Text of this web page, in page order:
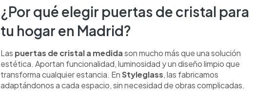
¿Por qué elegir puertas de cristal para
tu hogar en Madrid?
Las puertas de cristal a medidason mucho más que una solución
estética. Aportan funcionalidad, luminosidad y un diseño limpio que
transforma cualquier estancia. EnStyleglass, las fabricamos
adaptándonos a cada espacio, sin necesidad de obras complicadas.